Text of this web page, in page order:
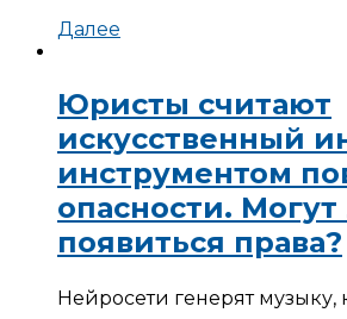
Далее
Юристы считают
искусственный
инструментом
опасности.
появиться права?
Нейросети генерят